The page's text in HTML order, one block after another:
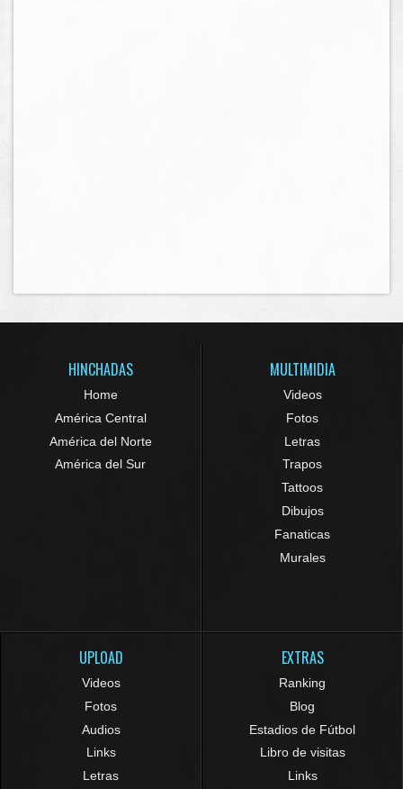
HINCHADAS
Home
América Central
América del Norte
América del Sur
MULTIMIDIA
Videos
Fotos
Letras
Trapos
Tattoos
Dibujos
Fanaticas
Murales
UPLOAD
Videos
Fotos
Audios
Links
Letras
EXTRAS
Ranking
Blog
Estadios de Fútbol
Libro de visitas
Links